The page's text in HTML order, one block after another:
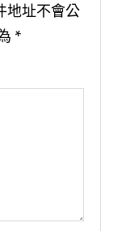
地址不會公
*